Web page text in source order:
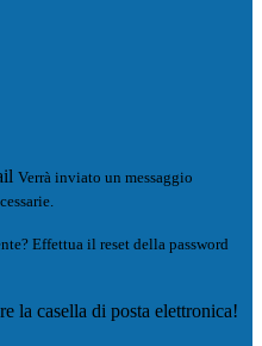
Verrà inviato un messaggio
Effettua il reset della password
la casella di posta elettronica!